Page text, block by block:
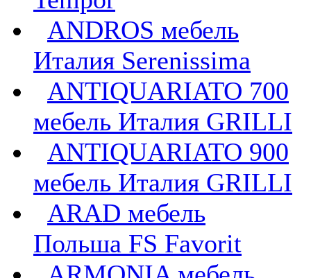
ANDROS мебель
Италия Serenissima
ANTIQUARIATO 700
мебель Италия GRILLI
ANTIQUARIATO 900
мебель Италия GRILLI
ARAD мебель
Польша FS Favorit